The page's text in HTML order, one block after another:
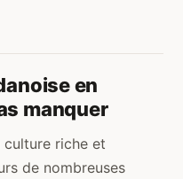
en
manquer
culture riche et
de nombreuses